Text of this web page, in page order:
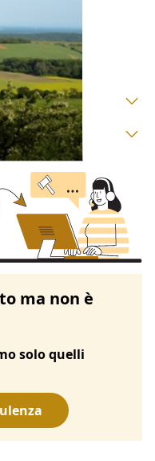
ma non è
solo quelli